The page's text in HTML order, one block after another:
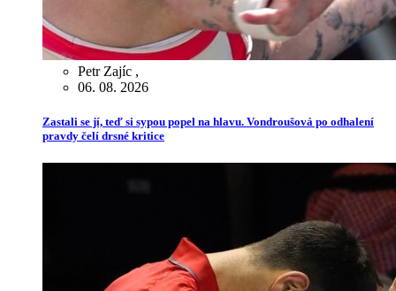
Petr Zajíc ,
06. 08. 2026
Zastali se jí, teď si sypou popel na hlavu. Vondroušová po odhalení
pravdy čelí drsné kritice